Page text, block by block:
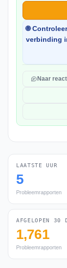
🌐
verbinding
Naar
LAATSTE UUR
5
Probleemrapporten
AFGELOPEN 30
1,761
Probleemrapporten